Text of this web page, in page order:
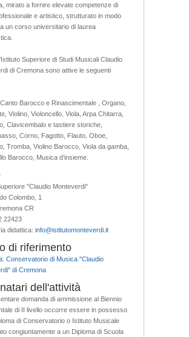
mirato a fornire elevate competenze di
e artistico, strutturato in modo
un corso universitario di laurea
Superiore di Studi Musicali Claudio
di Cremona sono attive le seguenti
Barocco e Rinascimentale , Organo,
Violino, Violoncello, Viola, Arpa Chitarra,
Clavicembalo e tastiere storiche,
Corno, Fagotto, Flauto, Oboe,
Tromba, Violino Barocco, Viola da gamba,
Barocco, Musica d’insieme.
"Claudio Monteverdi"
Colombo, 1
CR
22423
didattica: info@istitutomonteverdi.it
di riferimento
Conservatorio di Musica "Claudio
di Cremona
dell'attività
domanda di ammissione al Biennio
di II livello occorre essere in possesso
di Conservatorio o Istituto Musicale
congiuntamente a un Diploma di Scuola